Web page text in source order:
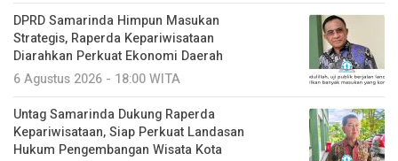
DPRD Samarinda Himpun Masukan
Strategis, Raperda Kepariwisataan
Diarahkan Perkuat Ekonomi Daerah
6 Agustus 2026 - 18:00 WITA
Untag Samarinda Dukung Raperda
Kepariwisataan, Siap Perkuat Landasan
Hukum Pengembangan Wisata Kota